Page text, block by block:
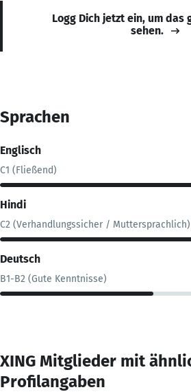
Logg Dich jetzt ein, um das
sehen.
Sprachen
Englisch
C1 (Fließend)
Hindi
C2 (Verhandlungssicher / Muttersprachlich)
Deutsch
B1-B2 (Gute Kenntnisse)
XING Mitglieder mit
Profilangaben